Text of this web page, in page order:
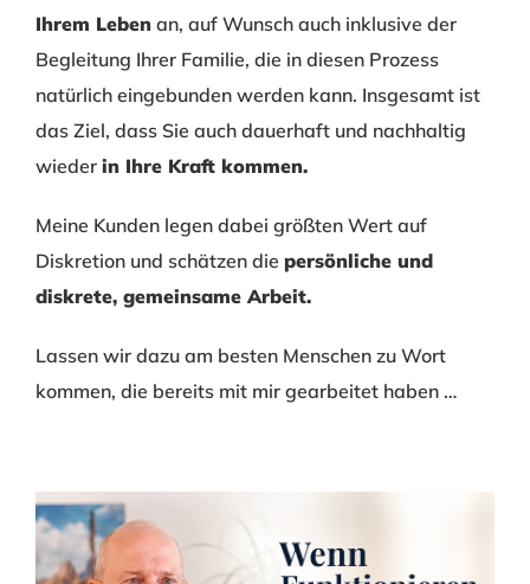
Ihrem Leben an, auf Wunsch auch inklusive der
Begleitung Ihrer Familie, die in diesen Prozess
natürlich eingebunden werden kann. Insgesamt ist
das Ziel, dass Sie auch dauerhaft und nachhaltig
wieder in Ihre Kraft kommen.
Meine Kunden legen dabei größten Wert auf
Diskretion und schätzen die persönliche und
diskrete, gemeinsame Arbeit.
Lassen wir dazu am besten Menschen zu Wort
kommen, die bereits mit mir gearbeitet haben …